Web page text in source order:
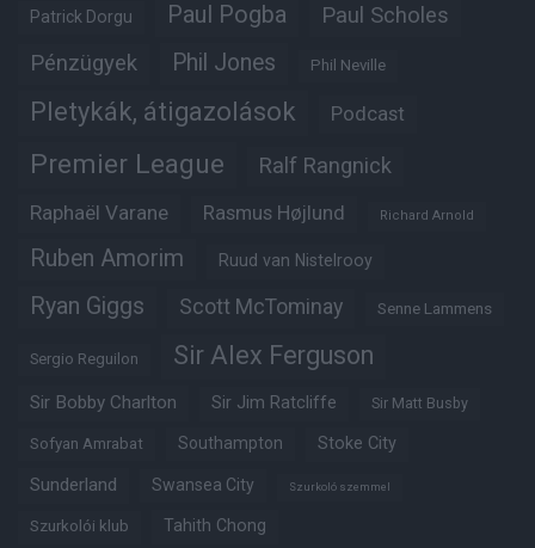
Patrick Dorgu Paul Pogba Paul Scholes
Pénzügyek Phil Jones Phil Neville
Pletykák, átigazolások Podcast
Premier League Ralf Rangnick
Raphaël Varane Rasmus Højlund Richard Arnold
Ruben Amorim Ruud van Nistelrooy
Ryan Giggs Scott McTominay Senne Lammens
Sergio Reguilon Sir Alex Ferguson
Sir Bobby Charlton Sir Jim Ratcliffe Sir Matt Busby
Sofyan Amrabat Southampton Stoke City
Sunderland Swansea City Szurkoló szemmel
Szurkolói klub Tahith Chong